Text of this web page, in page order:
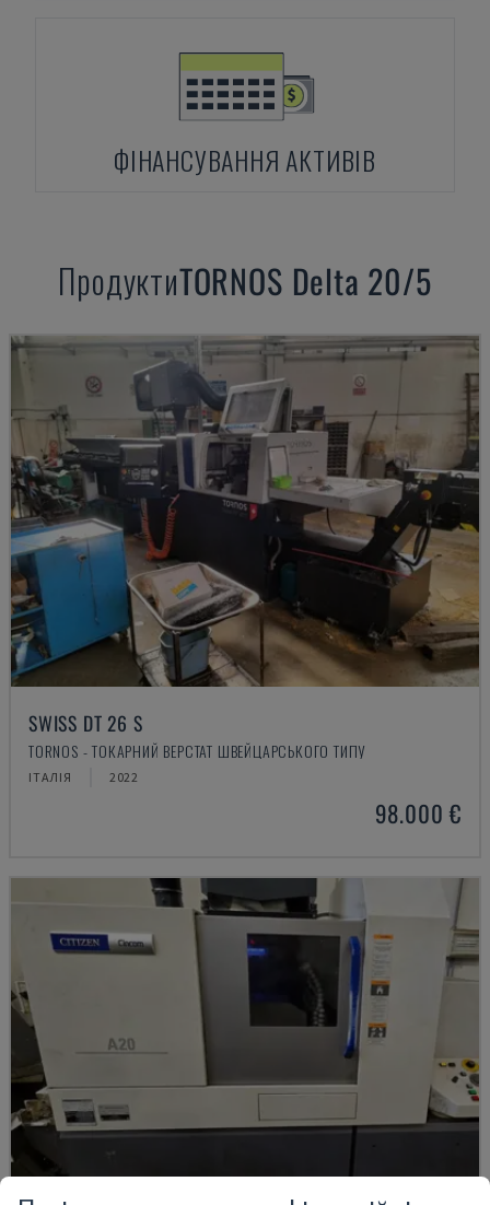
ФІНАНСУВАННЯ АКТИВІВ
ПродуктиTORNOS Delta 20/5
SWISS DT 26 S
TORNOS - ТОКАРНИЙ ВЕРСТАТ ШВЕЙЦАРСЬКОГО ТИПУ
ІТАЛІЯ 2022
98.000 €